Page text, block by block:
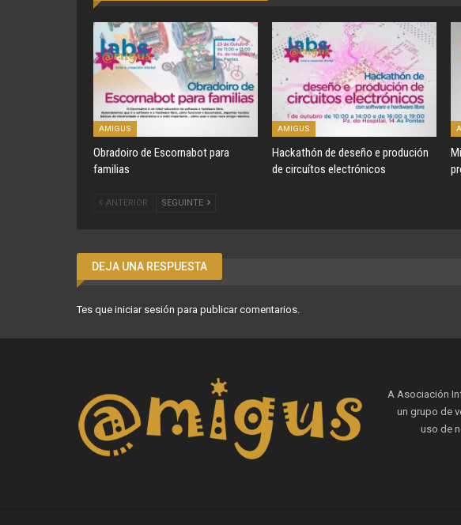
AMIGUS
Obradoiro de Escornabot para
familias
AMIGUS
Hackathón de deseño e produción
de circuítos electrónicos
ANTERIOR SEGUINTE
DEJA UNA RESPUESTA
Tes que iniciar sesión para publicar comentarios.
A Asociación
un grupo de
uso de